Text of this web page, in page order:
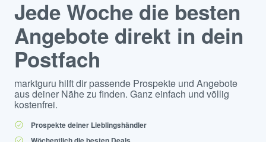
Jede Woche die besten
Angebote direkt in dein
Postfach
marktguru hilft dir passende Prospekte und Angebote
aus deiner Nähe zu finden. Ganz einfach und völlig
kostenfrei.
Prospekte deiner Lieblingshändler